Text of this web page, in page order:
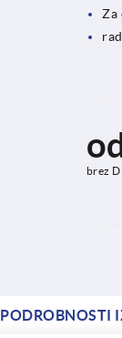
Za
brez
PODROBNOSTI